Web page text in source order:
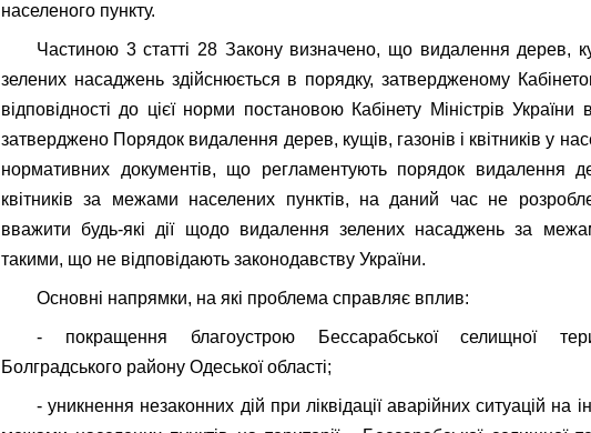
населеного пункту.
Частиною 3 статті 28 Закону визначено, що видалення дерев,
зелених насаджень здійснюється в порядку, затвердженому
відповідності до цієї норми постановою Кабінету Міністрів
затверджено Порядок видалення дерев, кущів, газонів і квітників у
нормативних документів, що регламентують порядок видалення
квітників за межами населених пунктів, на даний час не
вважити будь-які дії щодо видалення зелених насаджень за
такими, що не відповідають законодавству України.
Основні напрямки, на які проблема справляє вплив:
- покращення благоустрою Бессарабської селищної
Болградського району Одеської області;
- уникнення незаконних дій при ліквідації аварійних ситуацій на